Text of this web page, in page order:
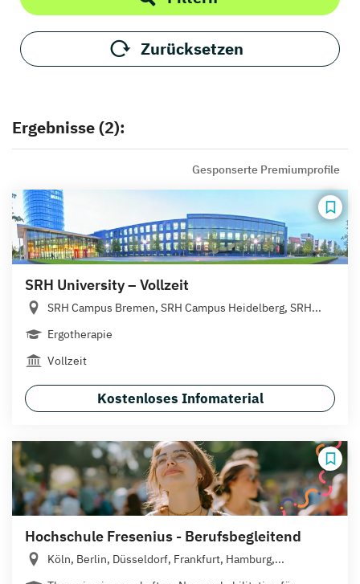
Zurücksetzen
Ergebnisse (2):
Gesponserte Premiumprofile
SRH University – Vollzeit
SRH Campus Bremen, SRH Campus Heidelberg, SRH...
Ergotherapie
Vollzeit
Kostenloses Infomaterial
Hochschule Fresenius - Berufsbegleitend
Köln, Berlin, Düsseldorf, Frankfurt, Hamburg,...